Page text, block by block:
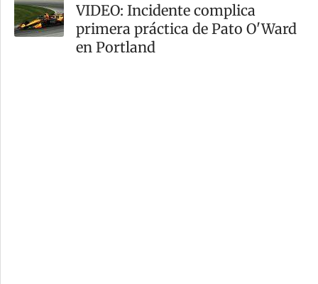
VIDEO: Incidente complica
primera práctica de Pato O'Ward
en Portland